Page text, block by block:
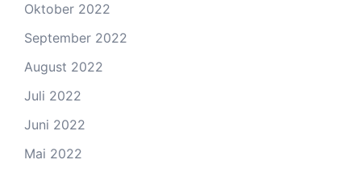
Oktober 2022
September 2022
August 2022
Juli 2022
Juni 2022
Mai 2022